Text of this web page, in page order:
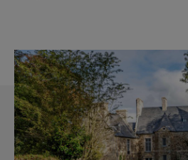
très belles fenêtres à
granit.
La distribution intérieure se
suit :
Au rez-de-chaussée : un
lumineux grâce à une triple